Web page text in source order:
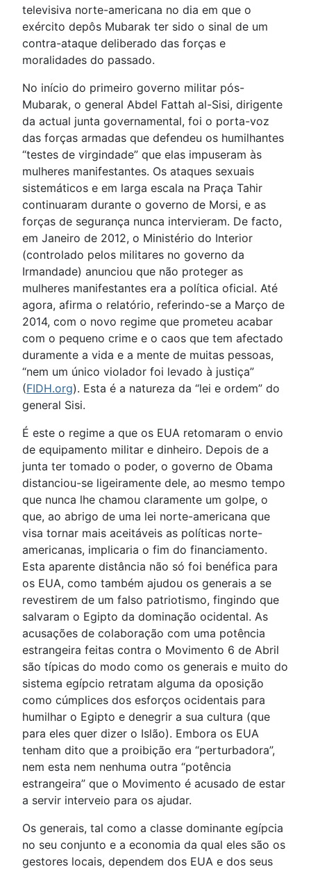
televisiva norte-americana no dia em que o
exército depôs Mubarak ter sido o sinal de um
contra-ataque deliberado das forças e
moralidades do passado.
No início do primeiro governo militar pós-
Mubarak, o general Abdel Fattah al-Sisi, dirigente
da actual junta governamental, foi o porta-voz
das forças armadas que defendeu os humilhantes
“testes de virgindade” que elas impuseram às
mulheres manifestantes. Os ataques sexuais
sistemáticos e em larga escala na Praça Tahir
continuaram durante o governo de Morsi, e as
forças de segurança nunca intervieram. De facto,
em Janeiro de 2012, o Ministério do Interior
(controlado pelos militares no governo da
Irmandade) anunciou que não proteger as
mulheres manifestantes era a política oficial. Até
agora, afirma o relatório, referindo-se a Março de
2014, com o novo regime que prometeu acabar
com o pequeno crime e o caos que tem afectado
duramente a vida e a mente de muitas pessoas,
“nem um único violador foi levado à justiça”
(FIDH.org). Esta é a natureza da “lei e ordem” do
general Sisi.
É este o regime a que os EUA retomaram o envio
de equipamento militar e dinheiro. Depois de a
junta ter tomado o poder, o governo de Obama
distanciou-se ligeiramente dele, ao mesmo tempo
que nunca lhe chamou claramente um golpe, o
que, ao abrigo de uma lei norte-americana que
visa tornar mais aceitáveis as políticas norte-
americanas, implicaria o fim do financiamento.
Esta aparente distância não só foi benéfica para
os EUA, como também ajudou os generais a se
revestirem de um falso patriotismo, fingindo que
salvaram o Egipto da dominação ocidental. As
acusações de colaboração com uma potência
estrangeira feitas contra o Movimento 6 de Abril
são típicas do modo como os generais e muito do
sistema egípcio retratam alguma da oposição
como cúmplices dos esforços ocidentais para
humilhar o Egipto e denegrir a sua cultura (que
para eles quer dizer o Islão). Embora os EUA
tenham dito que a proibição era “perturbadora”,
nem esta nem nenhuma outra “potência
estrangeira” que o Movimento é acusado de estar
a servir interveio para os ajudar.
Os generais, tal como a classe dominante egípcia
no seu conjunto e a economia da qual eles são os
gestores locais, dependem dos EUA e dos seus